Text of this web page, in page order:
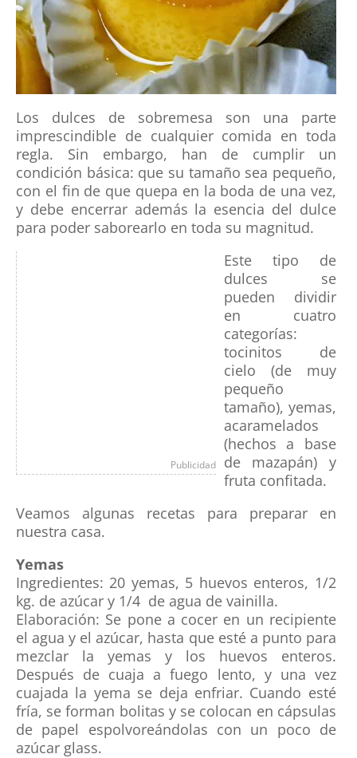
Los dulces de sobremesa son una parte
imprescindible de cualquier comida en toda
regla. Sin embargo, han de cumplir un
condición básica: que su tamaño sea pequeño,
con el fin de que quepa en la boda de una vez,
y debe encerrar además la esencia del dulce
para poder saborearlo en toda su magnitud.
Publicidad
Este tipo de
dulces se
pueden dividir
en cuatro
categorías:
tocinitos de
cielo (de muy
pequeño
tamaño), yemas,
acaramelados
(hechos a base
de mazapán) y
fruta confitada.
Veamos algunas recetas para preparar en
nuestra casa.
Yemas
Ingredientes: 20 yemas, 5 huevos enteros, 1/2
kg. de azúcar y 1/4 de agua de vainilla.
Elaboración: Se pone a cocer en un recipiente
el agua y el azúcar, hasta que esté a punto para
mezclar la yemas y los huevos enteros.
Después de cuaja a fuego lento, y una vez
cuajada la yema se deja enfriar. Cuando esté
fría, se forman bolitas y se colocan en cápsulas
de papel espolvoreándolas con un poco de
azúcar glass.